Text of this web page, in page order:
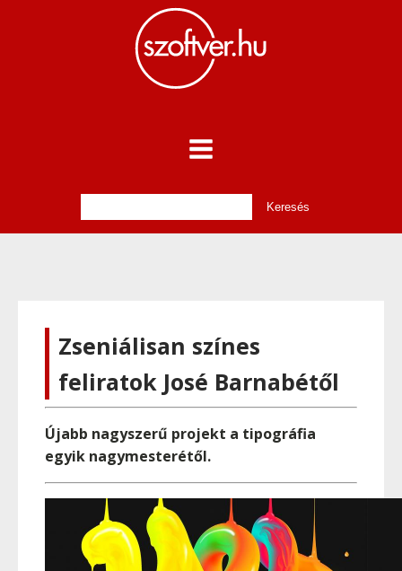
Zseniálisan színes
feliratok José Barnabétől
Újabb nagyszerű projekt a tipográfia
egyik nagymesterétől.